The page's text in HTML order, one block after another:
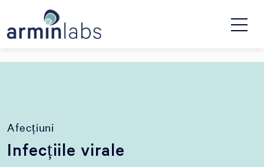
Afecțiuni
Infecțiile virale